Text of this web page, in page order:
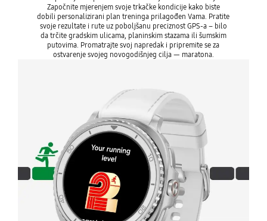
Započnite mjerenjem svoje trkačke kondicije kako biste
dobili personalizirani plan treninga prilagođen Vama. Pratite
svoje rezultate i rute uz poboljšanu preciznost GPS-a – bilo
da trčite gradskim ulicama, planinskim stazama ili šumskim
putovima. Promatrajte svoj napredak i pripremite se za
ostvarenje svojeg novogodišnjeg cilja — maratona.